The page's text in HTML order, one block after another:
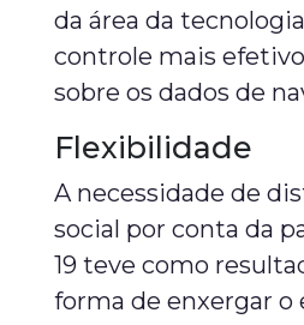
da área da
controle mais
sobre os dados de
Flexibilidade
A necessidade de
social por conta da
19 teve como
forma de enxergar o